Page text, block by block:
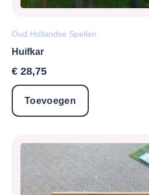
Oud Hollandse Spellen
Huifkar
€ 28,75
Toevoegen